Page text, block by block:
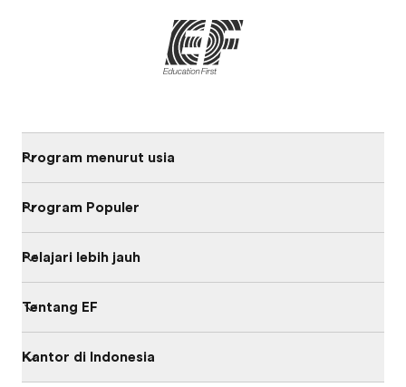
Program menurut usia
Program Populer
Pelajari lebih jauh
Tentang EF
Kantor di Indonesia